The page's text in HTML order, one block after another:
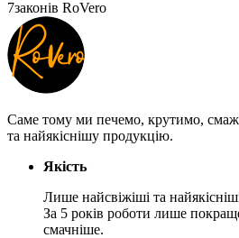
7законів RoVero
Саме тому ми печемо, крутимо,
та найякіснішу продукцію.
Якість
Лише найсвіжіші та
За 5 років роботи лише
смачніше.